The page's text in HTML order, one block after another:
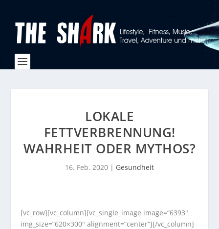
LOKALE
FETTVERBRENNUNG!
WAHRHEIT ODER MYTHOS?
16. Feb. 2020 | Gesundheit
[vc_row][vc_column][vc_single_image image=“6393″
img_size=“620×300″ alignment=“center“][/vc_column]